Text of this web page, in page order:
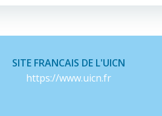
SITE FRANCAIS DE L'UICN
https://www.uicn.fr